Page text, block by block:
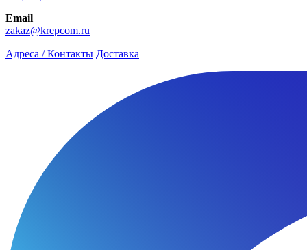
Email
zakaz@krepcom.ru
Адреса / Контакты Доставка